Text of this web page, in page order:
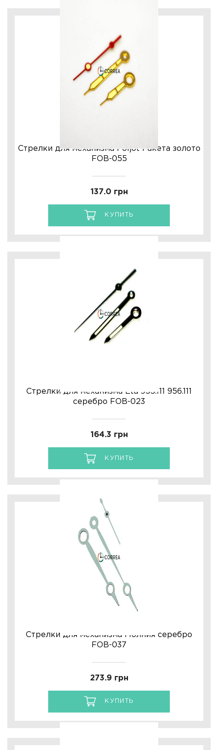
Стрелки для механизма Poljot Ракета золото
FOB-055
137.0 грн
КУПИТЬ
Стрелки для механизма Eta 955.111 956.111
серебро FOB-023
164.3 грн
КУПИТЬ
Стрелки для механизма Молния серебро
FOB-037
273.9 грн
КУПИТЬ